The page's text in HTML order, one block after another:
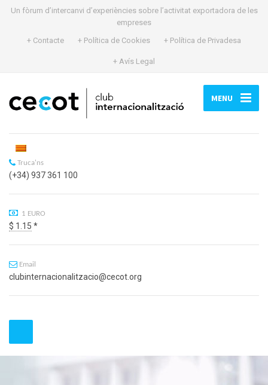
Un fòrum d’intercanvi d’experiències sobre l’activitat exportadora de les
empreses
+ Contacte
+ Política de Cookies + Política de Privadesa
+ Avís Legal
MENU
Truca'ns
(+34) 937 361 100
1 EURO
$ 1.15 *
Email
clubinternacionalitzacio@cecot.org